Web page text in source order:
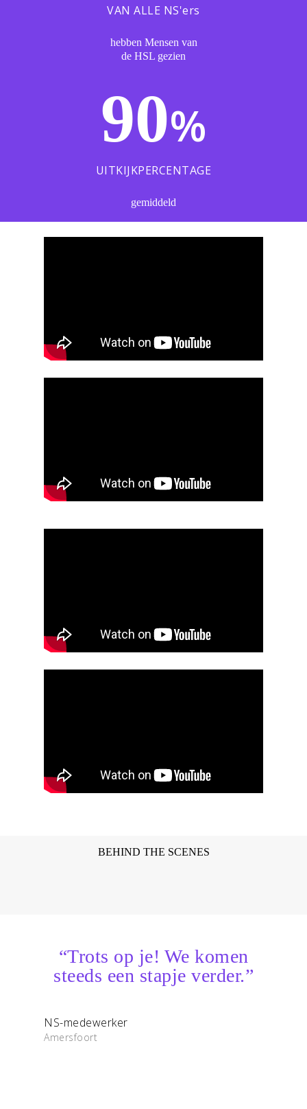
VAN ALLE NS'ers
hebben Mensen van
de HSL gezien
90%
UITKIJKPERCENTAGE
gemiddeld
BEHIND THE SCENES
“Trots op je! We komen
steeds een stapje verder.”
NS-medewerker
Amersfoort